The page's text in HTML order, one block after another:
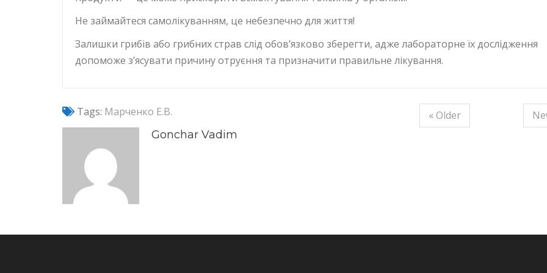
Не займайтеся самолікуванням, це небезпечно для життя!
Залишки грибів або грибних страв слід обов’язково зберегти, адже лабораторне їх дослідження
допоможе з’ясувати причину отруєння та призначити правильне лікування.
Tags: Марченко Е.В. « Older
Gonchar Vadim